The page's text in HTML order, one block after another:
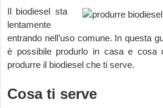
Il biodiesel sta
lentamente
entrando nell’uso comune. In questa
è possibile produrlo in casa e cosa
produrre il biodiesel che ti serve.
Cosa ti serve